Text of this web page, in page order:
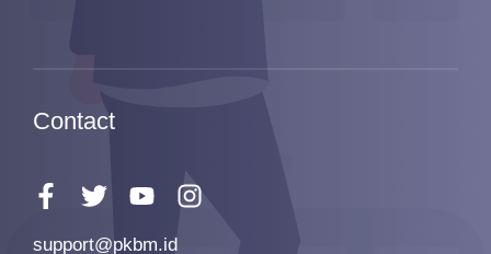
Contact
support@pkbm.id